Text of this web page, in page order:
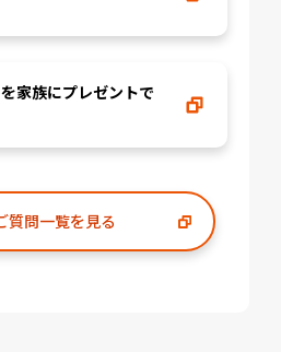
家族にプレゼントで
質問一覧を見る